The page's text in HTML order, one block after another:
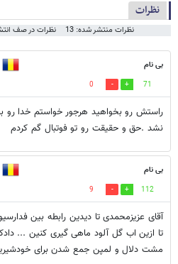
نظرات
نظرات منتشر شده: 13 نظرات در صف
بی نام
71
0
راستش رو بخواهید هرجور خواستم خدا رو
نشد .حق و حقیقت رو تو فوتبال گم کردم
بی نام
112
9
آقای عزیزمحمدی تا دیدین رابطه بین
تا ازین اب گل آلود ماهی گیری کنین ...
مشت دلال و لمپن جمع شدن برای